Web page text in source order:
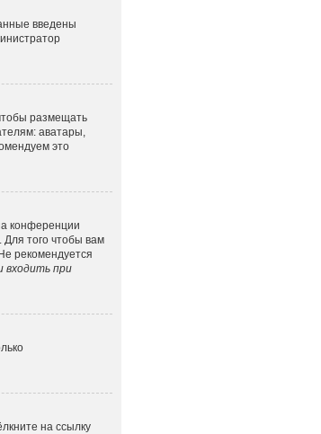
введены
размещать
аватары,
это
конференции
Для того чтобы вам
рекомендуется
входить при
на ссылку